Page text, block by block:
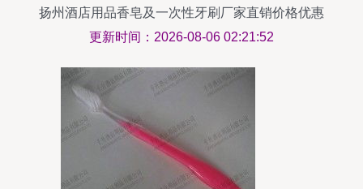
扬州酒店用品香皂及一次性牙刷厂家直销价格优惠
全解析
更新时间：2026-08-06 02:21:52